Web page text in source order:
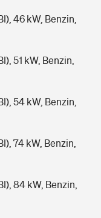
46 kW, Benzin,
51 kW, Benzin,
54 kW, Benzin,
74 kW, Benzin,
84 kW, Benzin,